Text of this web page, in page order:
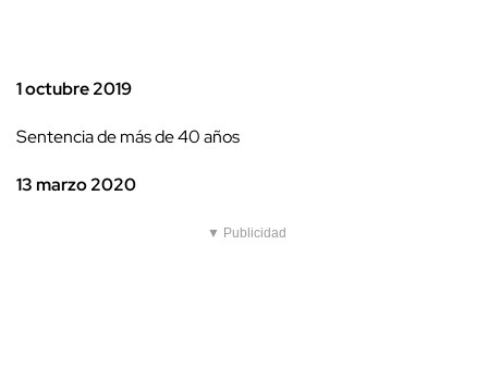
1 octubre 2019
Sentencia de más de 40 años
13 marzo 2020
▼ Publicidad